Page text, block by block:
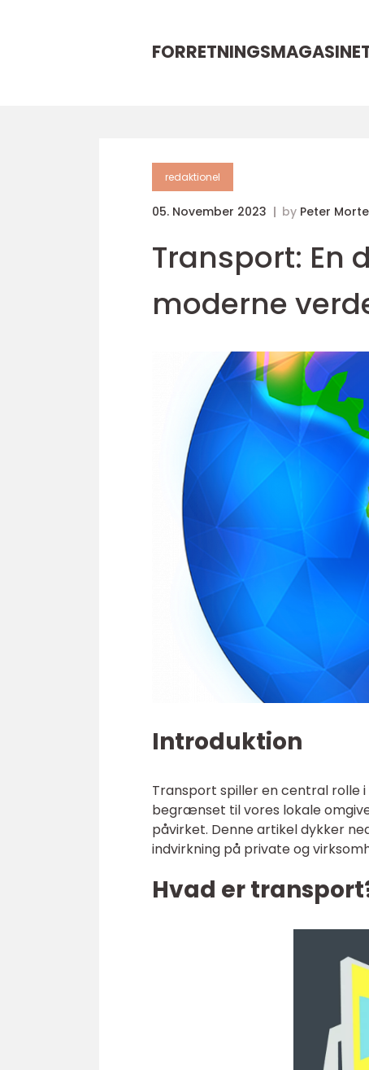
redaktionel
05. November 2023 by Peter
Transport: En
moderne
Introduktion
Transport spiller en central rolle
begrænset til vores lokale
påvirket. Denne artikel dykker
indvirkning på private og
Hvad er